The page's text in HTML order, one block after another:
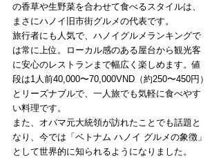
の香草や生野菜を合わせて食べるスタイルは、
まさにハノイ旧市街グルメの代表です。
旅行者にも人気で、ハノイグルメランキングで
は常に上位。ローカル感のある屋台から観光客
に安心のレストランまで幅広く楽しめます。値
段は1人前40,000〜70,000VND（約250〜450円）
とリーズナブルで、一人旅でも気軽に食べやす
い料理です。
また、オバマ元大統領が訪れたことでも話題と
なり、今では「ベトナム ハノイ グルメの象徴」
として世界的に知られるようになりました。